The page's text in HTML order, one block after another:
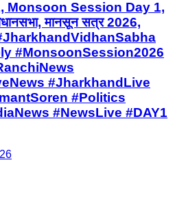
Monsoon Session Day 1,
मानसून सत्र 2026,
#MonsoonSession2026
#JharkhandLive
#Politics
#NewsLive #DAY1